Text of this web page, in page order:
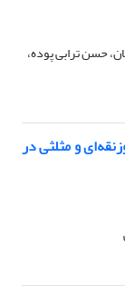
حسن ترابی پوده،
و مثلثی در